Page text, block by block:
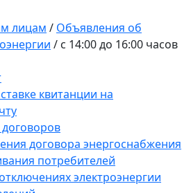
лицам / Объявления об
/ с 14:00 до 16:00 часов
квитанции на
договора энергоснабжения
потребителей
электроэнергии